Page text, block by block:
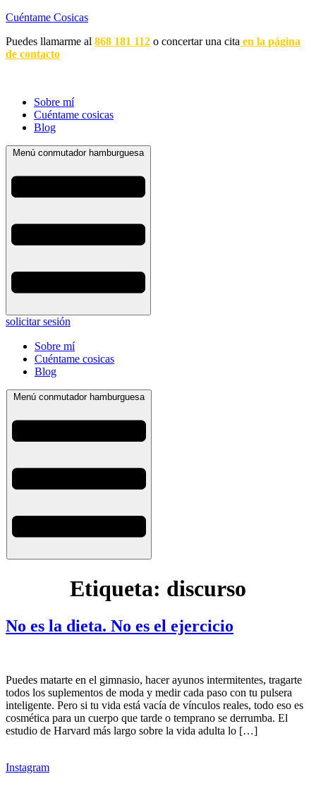
Cuéntame Cosicas
Puedes llamarme al 868 181 112 o concertar una cita en la página
de contacto
Sobre mí
Cuéntame cosicas
Blog
Menú conmutador hamburguesa
solicitar sesión
Sobre mí
Cuéntame cosicas
Blog
Menú conmutador hamburguesa
Etiqueta: discurso
No es la dieta. No es el ejercicio
Puedes matarte en el gimnasio, hacer ayunos intermitentes, tragarte
todos los suplementos de moda y medir cada paso con tu pulsera
inteligente. Pero si tu vida está vacía de vínculos reales, todo eso es
cosmética para un cuerpo que tarde o temprano se derrumba. El
estudio de Harvard más largo sobre la vida adulta lo […]
Instagram